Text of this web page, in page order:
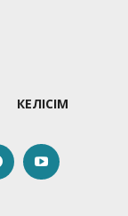
КЕЛІСІМ